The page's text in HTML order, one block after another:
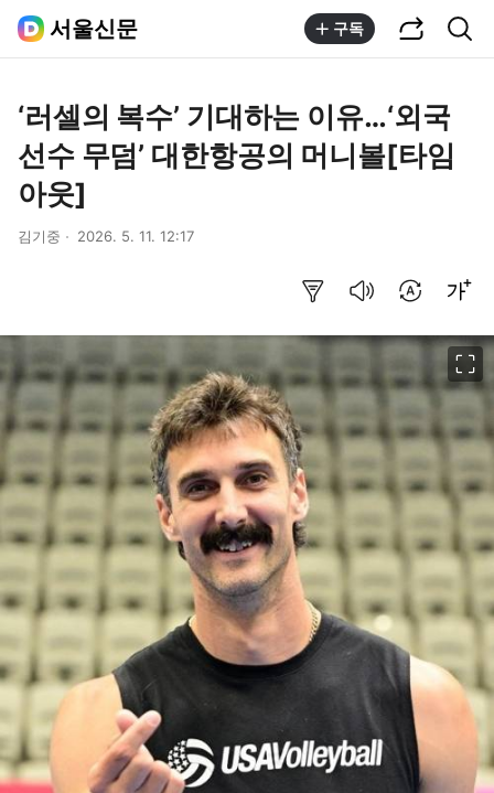
서울신문 구독
‘러셀의 복수’ 기대하는 이유…‘외국
선수 무덤’ 대한항공의 머니볼[타임
아웃]
김기중 2026. 5. 11. 12:17